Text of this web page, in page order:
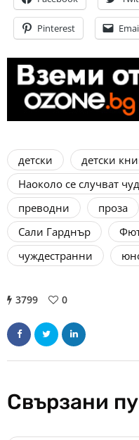
Pinterest
детски
детски
Наоколо се случват
преводни
проза
Сали Гарднър
чуждестранни
3799 0
Свързани